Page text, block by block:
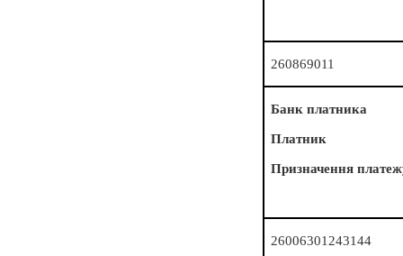
260869011
Банк платника
Платник
Призначення
26006301243144